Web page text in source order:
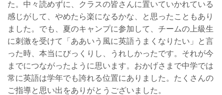
た。中々読めずに、クラスの皆さんに置いていかれている
感じがして、やめたら楽になるかな、と思ったこともあり
ました。でも、夏のキャンプに参加して、チームの上級生
に刺激を受けて「ああいう風に英語うまくなりたい」と言
った時、本当にびっくりし、うれしかったです。それが今
までにつながったように思います。おかげさまで中学では
常に英語は学年でも誇れる位置にありました。たくさんの
ご指導と思い出をありがとうございました。